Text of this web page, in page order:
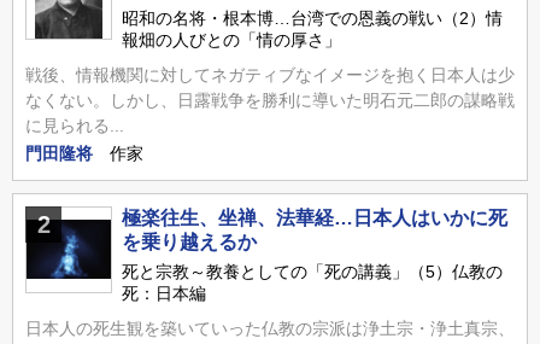
昭和の名将・根本博…台湾での恩義の戦い（2）情
報畑の人びとの「情の厚さ」
戦後、情報機関に対してネガティブなイメージを抱く日本人は少
なくない。しかし、日露戦争を勝利に導いた明石元二郎の謀略戦
に見られる...
門田隆将
作家
2
極楽往生、坐禅、法華経…日本人はいかに死
を乗り越えるか
死と宗教～教養としての「死の講義」（5）仏教の
死：日本編
日本人の死生観を築いていった仏教の宗派は浄土宗・浄土真宗、